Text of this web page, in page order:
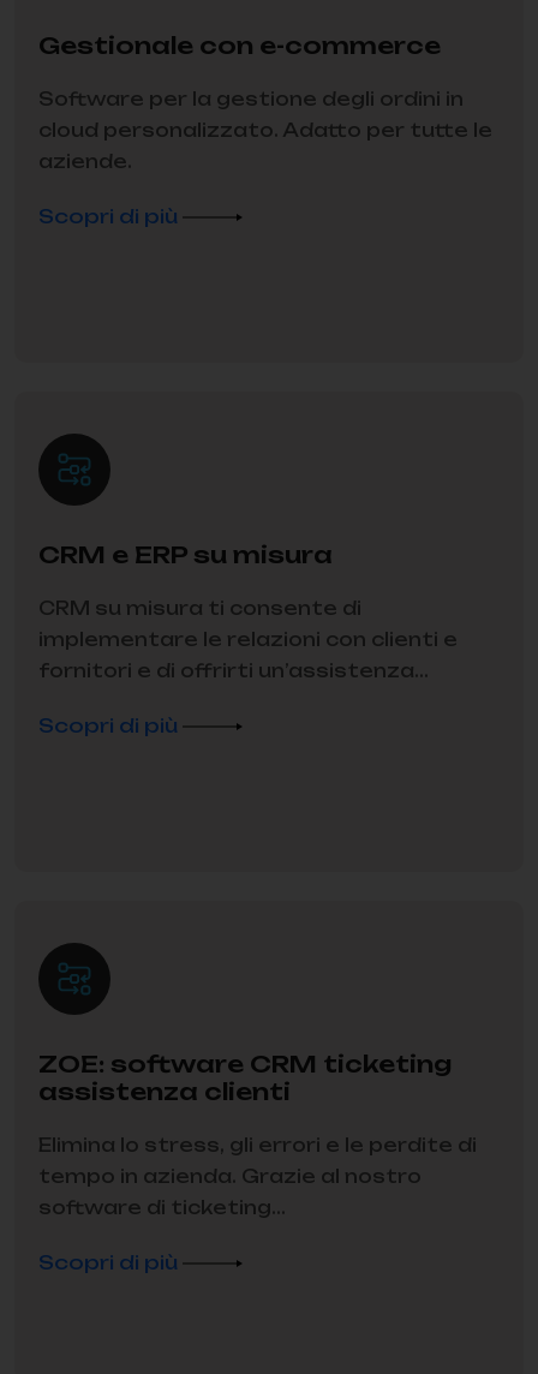
Gestionale con e-commerce
Software per la gestione degli ordini in
cloud personalizzato. Adatto per tutte le
aziende.
Scopri di più
CRM e ERP su misura
CRM su misura ti consente di
implementare le relazioni con clienti e
fornitori e di offrirti un’assistenza...
Scopri di più
ZOE: software CRM ticketing
assistenza clienti
Elimina lo stress, gli errori e le perdite di
tempo in azienda. Grazie al nostro
software di ticketing...
Scopri di più